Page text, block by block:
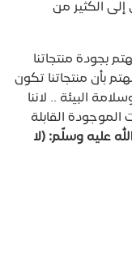
الكثير من
بجودة منتجاتنا
لا وكمان بنهتم بأن منتجاتنا تكون
البيئة .. لاننا
القابلة
عليه وسلّم: (لا